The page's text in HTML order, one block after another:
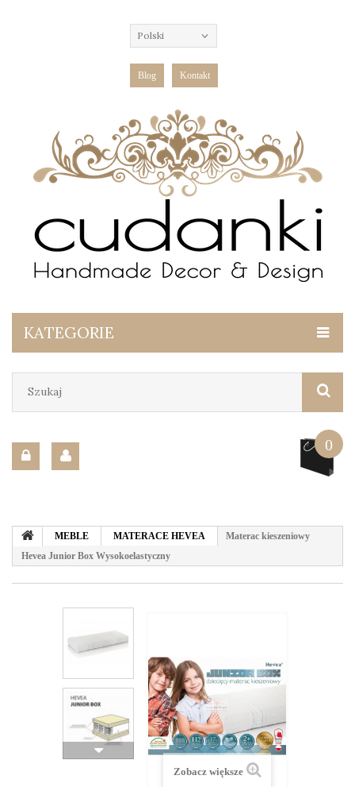
Polski
Blog Kontakt
KATEGORIE
0
MEBLE MATERACE HEVEA
Materac kieszeniowy
Hevea Junior Box Wysokoelastyczny
Zobacz większe